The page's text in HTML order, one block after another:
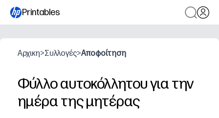
Printables
Αρχικη>Συλλογές>Αποφοίτηση
Φύλλο αυτοκόλλητου για την
ημέρα της μητέρας